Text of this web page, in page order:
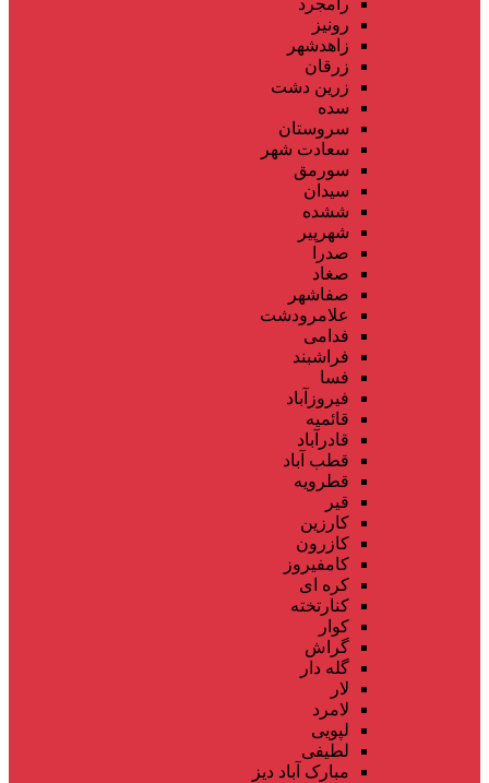
رونیز
زاهدشهر
زرقان
زرین دشت
سده
سروستان
سعادت شهر
سورمق
سیدان
ششده
شهرپیر
صدرا
صغاد
صفاشهر
علامرودشت
فدامی
فراشبند
فسا
فیروزآباد
قائمیه
قادرآباد
قطب آباد
قطرویه
قیر
کارزین
کازرون
کامفیروز
کره ای
کنارتخته
کوار
گراش
گله دار
لار
لامرد
لپویی
لطیفی
مبارک آباد دیز